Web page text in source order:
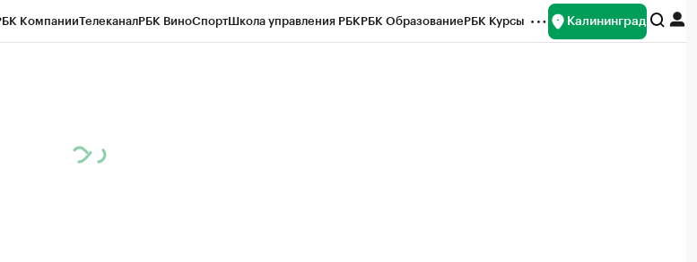
КомпанииТелеканалРБК ВиноСпортШкола управления РБКРБК ОбразованиеРБК Курсы Калининград